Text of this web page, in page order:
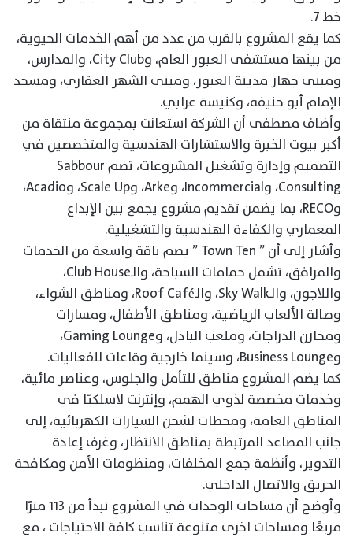
خط 7.
كما يقع المشروع بالقرب من عدد من أهم الخدمات الحيوية،
من بينها مستشفى العبور العام، وCity Club، والمدارس،
ومبنى جهاز مدينة العبور، ومبنى الشهر العقاري، ومسجد
الإمام أبو حنيفة، وكنيسة عرابي.
وأضاف مصطفى أن الشركة استعانت بمجموعة منتقاة من
أكبر بيوت الخبرة والاستشارات الهندسية والمتخصصين في
التصميم وإدارة وتشغيل المشروعات، تضم Sabbour
Consulting، وIncommercial، وArke، وScale Up، وAcadio،
وRECO، بما يضمن تقديم مشروع يجمع بين الإبداع
المعماري والكفاءة الهندسية والتشغيلية.
وأشار إلى أن ” Town Ten ” يضم باقة واسعة من الخدمات
والمرافق، تشمل حمامات السباحة، والـClub House،
واللاجون، والـSky Walk، والـRoof Café، ومناطق الشواء،
وصالة الألعاب الرياضية، ومناطق الأطفال، ومسارات
ومخازن الدراجات، وملعب البادل، وGaming Lounge،
وBusiness Lounge، وسينما خارجية وقاعات للفعاليات.
كما يضم المشروع مناطق للتأمل والجلوس، وعناصر مائية،
وخدمات مخصصة لذوي الهمم، وإنترنت لاسلكيًا في
المناطق العامة، ومحطات لشحن السيارات الكهربائية، إلى
جانب المصاعد المرتبطة بمناطق الانتظار، وغرف إعادة
التدوير، وأنظمة جمع المخلفات، ومنظومات الأمن ومكافحة
الحريق والاتصال الداخلي.
وأوضح أن مساحات الوحدات في المشروع تبدأ من ١١٣ مترًا
مربعًا ومساحات اخرى متنوعة تناسب كافة الاحتياجات ، مع